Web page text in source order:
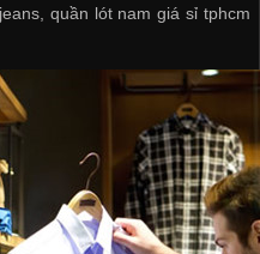
quần lót nam giá sỉ tphcm